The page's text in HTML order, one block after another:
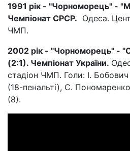
1991 рік - "Чорноморець" -
Чемпіонат СРСР. Одеса.
ЧМП.
2002 рік - "Чорноморець" -
(2:1). Чемпіонат України.
стадіон ЧМП. Голи: І.
(18-пенальті), С.
(8).